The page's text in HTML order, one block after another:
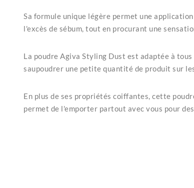
Sa formule unique légère permet une
l'excès de sébum, tout en procurant une
La poudre Agiva Styling Dust est adaptée à
saupoudrer une petite quantité de produit sur
En plus de ses propriétés coiffantes, cette
permet de l'emporter partout avec vous pour